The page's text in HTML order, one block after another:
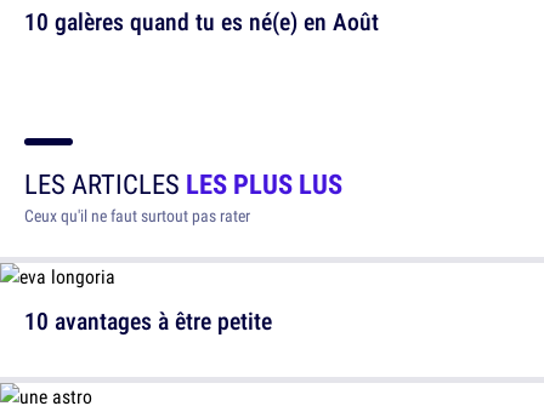
10 galères quand tu es né(e) en Août
LES ARTICLES LES PLUS LUS
Ceux qu'il ne faut surtout pas rater
10 avantages à être petite